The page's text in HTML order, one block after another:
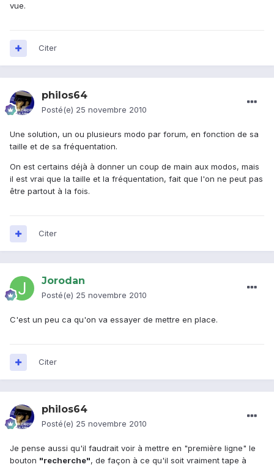
vue.
Citer
philos64
Posté(e) 25 novembre 2010
Une solution, un ou plusieurs modo par forum, en fonction de sa
taille et de sa fréquentation.
On est certains déjà à donner un coup de main aux modos, mais
il est vrai que la taille et la fréquentation, fait que l'on ne peut pas
être partout à la fois.
Citer
Jorodan
Posté(e) 25 novembre 2010
C'est un peu ca qu'on va essayer de mettre en place.
Citer
philos64
Posté(e) 25 novembre 2010
Je pense aussi qu'il faudrait voir à mettre en "première ligne" le
bouton "recherche", de façon à ce qu'il soit vraiment tape à